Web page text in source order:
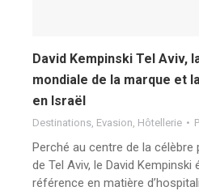
David Kempinski Tel Aviv,
mondiale de la marque et
en Israël
Destinations Evasion Hôtellerie
Perché au centre de la célèbre
de Tel Aviv, le David Kempinski
référence en matière